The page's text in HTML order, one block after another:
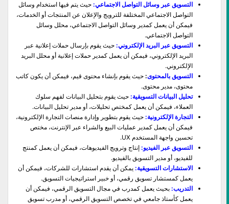
التسويق عبر وسائل التواصل الاجتماعي: حيث يتم فيها استخدام وسائل
التواصل الاجتماعي المختلفة للترويج والإعلان عن المنتجات أو الخدمات،
فيمكن أن يعمل كمدير وسائل التواصل الاجتماعي، محلل وسائل
التواصل الاجتماعي.
التسويق عبر البريد الإلكتروني: حيث يقوم بإرسال حملات إعلانية عبر
البريد الإلكتروني، فيمكن أن يعمل كمدير حملات إعلانية أو محلل البريد
الإلكتروني.
التسويق بالمحتوى: حيث يقوم بإنشاء محتوى قيم، فيمكن أن يكون كاتب
محتوى، مدير محتوى.
تحليل البيانات التسويقية: حيث يقوم بتحليل البيانات لفهم سلوك
العملاء، فيمكن أن يعمل كمختص تحليلات، أو مدير تحليل البيانات.
التجارة الإلكترونية: حيث يقوم بتطوير وإدارة منصات التجارة الإلكترونية،
فيمكن أن يعمل كمدير عمليات البيع والشراء عبر الإنترنت، مختص
تحسين واجهة المستخدم UX.
التسويق عبر الفيديو: إنتاج وترويج الفيديوهات، فيمكن أن يعمل كمنتج
للفيديو، أو مدير التسويق بالفيديو.
الاستشارات التسويقية: يمكن أن يقدم استشارات للشركات، فيمكن أن
يعمل كمستشار تسويق رقمي، أو خبير استراتيجيات التسويق.
التدريب: بحيث يعمل كمدرب في مجال التسويق الرقمي، فيمكن أن
يعمل كأستاذ جامعي في تخصص التسويق الرقمي، أو مدرب تسويق